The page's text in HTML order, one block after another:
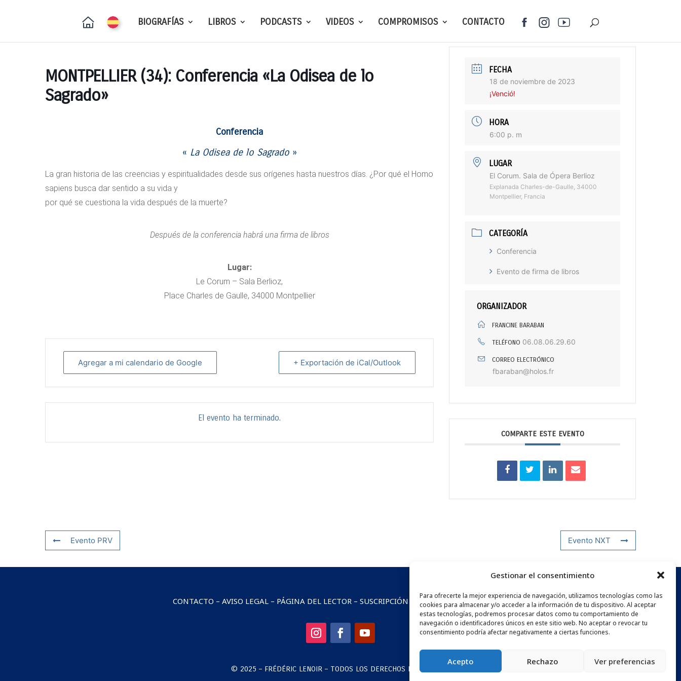
Gestionar el consentimiento
Para ofrecerte la mejor experiencia de navegación, utilizamos tecnologías como las
cookies para almacenar y/o acceder a la información de tu dispositivo. Al aceptar
estas tecnologías, podremos procesar datos como tu comportamiento de
navegación o identificadores únicos en este sitio web. No aceptar o revocar tu
consentimiento podría afectar negativamente a ciertas funciones.
Acepto Rechazo Ver preferencias
BIOGRAFÍAS LIBROS PODCASTS VIDEOS COMPROMISOS CONTACTO
MONTPELLIER (34): Conferencia «La Odisea de lo
Sagrado»
Conferencia
« La Odisea de lo Sagrado»
La gran historia de las creencias y espiritualidades desde sus orígenes hasta nuestros días. ¿Por qué el Homo
sapiens busca dar sentido a su vida y
por qué se cuestiona la vida después de la muerte?
Después de la conferencia habrá una firma de libros
Lugar:
Le Corum – Sala Berlioz,
Place Charles de Gaulle, 34000 Montpellier
Agregar a mi calendario de Google + Exportación de iCal/Outlook
El evento ha terminado.
FECHA
18 de noviembre de 2023
¡Venció!
HORA
6:00 p. m
LUGAR
El Corum. Sala de Ópera Berlioz
Explanada Charles-de-Gaulle, 34000
Montpellier, Francia
CATEGORÍA
Conferencia
Evento de firma de libros
ORGANIZADOR
FRANCINE BARABAN
TELÉFONO 06.08.06.29.60
CORREO ELECTRÓNICO
fbaraban@holos.fr
COMPARTE ESTE EVENTO
Evento PRV Evento NXT
CONTACTO – AVISO LEGAL– PÁGINA DEL LECTOR – SUSCRIPCIÓN AL BOLETÍN INFORMATIVO
© 2025 – FRÉDÉRIC LENOIR – TODOS LOS DERECHOS RESERVADOS